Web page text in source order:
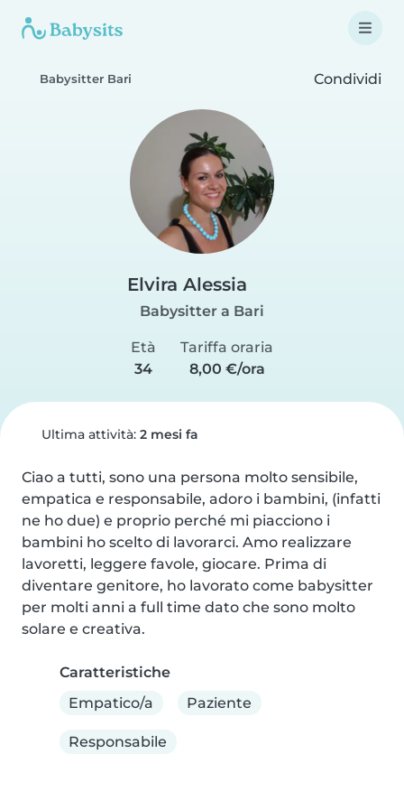
Babysitter Bari Condividi
Elvira Alessia
Babysitter a Bari
Età
34
Tariffa oraria
8,00 €/ora
Ultima attività: 2 mesi fa
Ciao a tutti, sono una persona molto sensibile,
empatica e responsabile, adoro i bambini, (infatti
ne ho due) e proprio perché mi piacciono i
bambini ho scelto di lavorarci. Amo realizzare
lavoretti, leggere favole, giocare. Prima di
diventare genitore, ho lavorato come babysitter
per molti anni a full time dato che sono molto
solare e creativa.
Caratteristiche
Empatico/a
Paziente
Responsabile